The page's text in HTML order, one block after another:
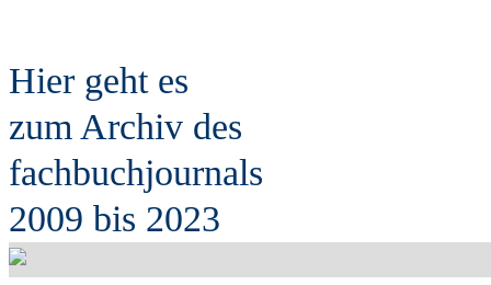
Hier geht es
zum Archiv des
fachbuchjournals
2009 bis 2023